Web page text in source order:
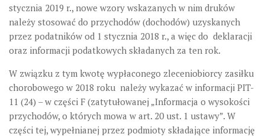
stycznia 2019 r., nowe wzory wskazanych w nim druków
należy stosować do przychodów (dochodów) uzyskanych
przez podatników od 1 stycznia 2018 r., a więc do deklaracji
oraz informacji podatkowych składanych za ten rok.
W związku z tym kwotę wypłaconego zleceniobiorcy zasiłku
chorobowego w 2018 roku należy wykazać w informacji PIT-
11 (24) – w części F (zatytułowanej „Informacja o wysokości
przychodów, o których mowa w art. 20 ust. 1 ustawy”. W
części tej, wypełnianej przez podmioty składające informację